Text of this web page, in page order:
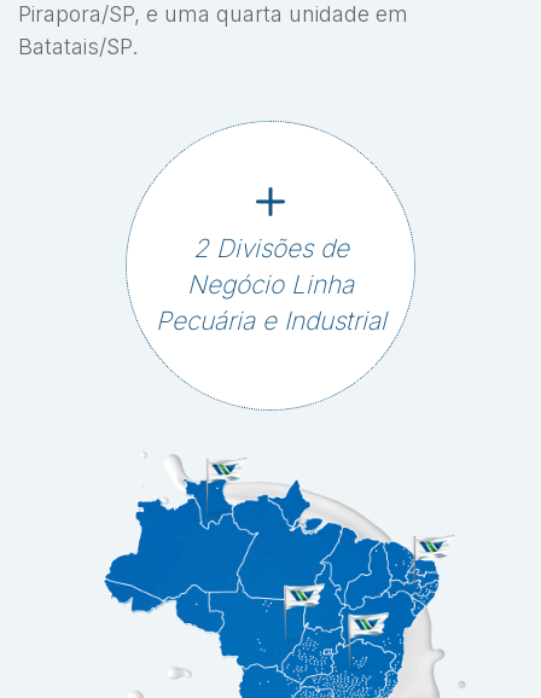
Pirapora/SP, e uma quarta unidade em
Batatais/SP.
2 Divisões de
Negócio Linha
Pecuária e Industrial